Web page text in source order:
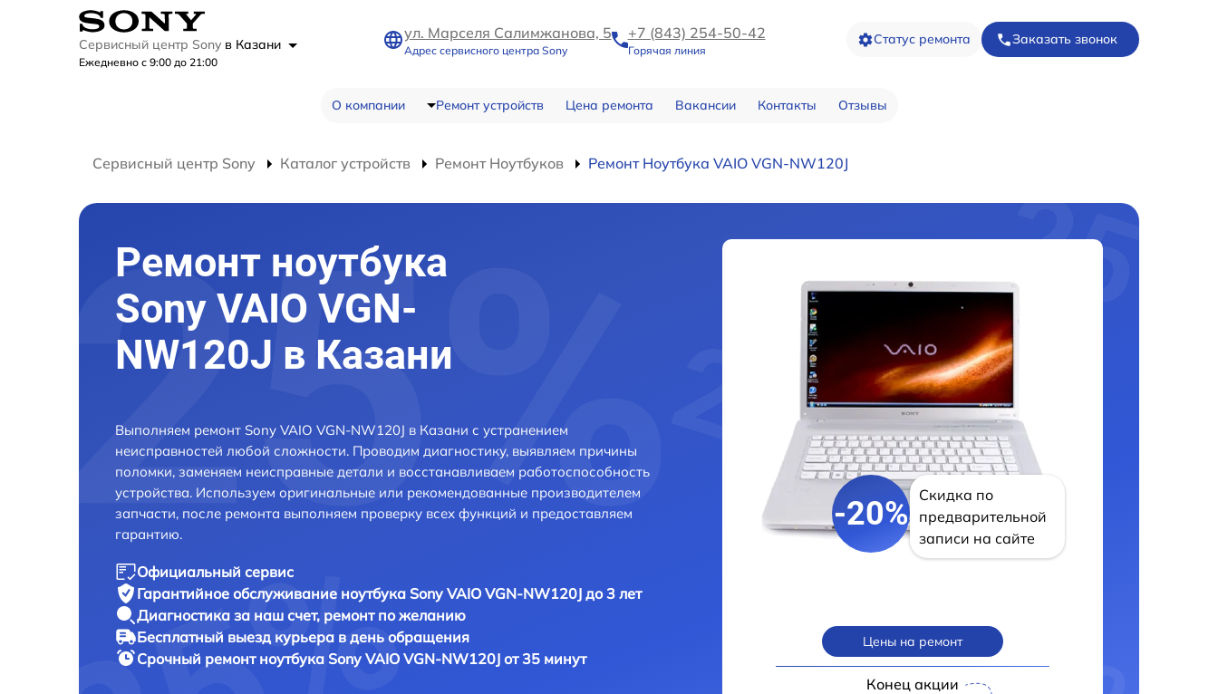
Сервисный центр Sony в Казани
Ежедневно с 9:00 до 21:00
ул. Марселя Салимжанова, 5
Адрес сервисного центра Sony
+7 (843) 254-50-42
Горячая линия
Статус ремонта Заказать звонок
О компании Ремонт устройств Цена ремонта Вакансии Контакты Отзывы
Сервисный центр Sony Каталог устройств Ремонт Ноутбуков Ремонт Ноутбука VAIO VGN-NW120J
Ремонт ноутбука
Sony VAIO VGN-
NW120J в Казани
Выполняем ремонт Sony VAIO VGN-NW120J в Казани с устранением
неисправностей любой сложности. Проводим диагностику, выявляем причины
поломки, заменяем неисправные детали и восстанавливаем работоспособность
устройства. Используем оригинальные или рекомендованные производителем
запчасти, после ремонта выполняем проверку всех функций и предоставляем
гарантию.
Официальный сервис
Гарантийное обслуживание ноутбука Sony VAIO VGN-NW120J до 3 лет
Диагностика за наш счет, ремонт по желанию
Бесплатный выезд курьера в день обращения
Срочный ремонт ноутбука Sony VAIO VGN-NW120J от 35 минут
-20%
Скидка по
предварительной
записи на сайте
Цены на ремонт
Конец акции